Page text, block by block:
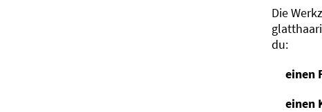
Die
du:
einen
einen